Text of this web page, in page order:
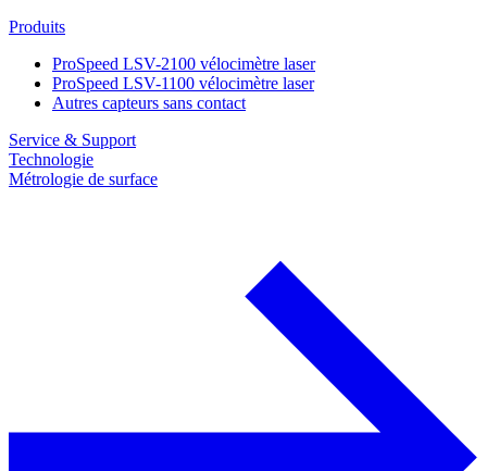
Produits
ProSpeed LSV-2100 vélocimètre laser
ProSpeed LSV-1100 vélocimètre laser
Autres capteurs sans contact
Service & Support
Technologie
Métrologie de surface